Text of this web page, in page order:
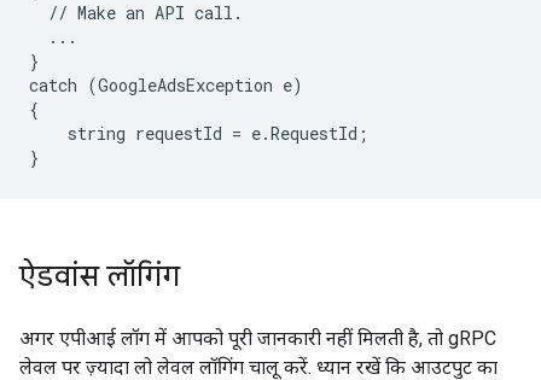
  // Make an API call.
  ...
}
catch (GoogleAdsException e)
{
    string requestId = e.RequestId;
ऐडवांस लॉगिंग
अगर एपीआई लॉग में आपको पूरी जानकारी नहीं मिलती है, तो gRPC
लेवल पर ज़्यादा लो लेवल लॉगिंग चालू करें. ध्यान रखें कि आउटपुट का